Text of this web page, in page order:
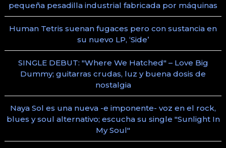
pequeña pesadilla industrial fabricada por máquinas
Human Tetris suenan fugaces pero con sustancia en
su nuevo LP, ‘Side’
SINGLE DEBUT: "Where We Hatched" – Love Big
Dummy; guitarras crudas, luz y buena dosis de
nostalgia
Naya Sol es una nueva -e imponente- voz en el rock,
blues y soul alternativo; escucha su single "Sunlight In
My Soul"